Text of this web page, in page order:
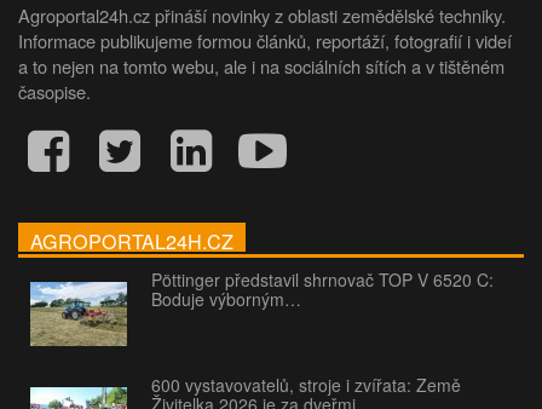
Agroportal24h.cz přináší novinky z oblasti zemědělské techniky.
Informace publikujeme formou článků, reportáží, fotografií i videí
a to nejen na tomto webu, ale i na sociálních sítích a v tištěném
časopise.
AGROPORTAL24H.CZ
Pöttinger představil shrnovač TOP V 6520 C:
Boduje výborným…
600 vystavovatelů, stroje i zvířata: Země